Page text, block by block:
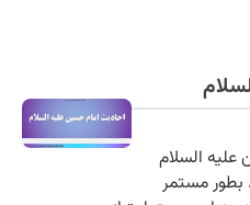
السلام
مستمر